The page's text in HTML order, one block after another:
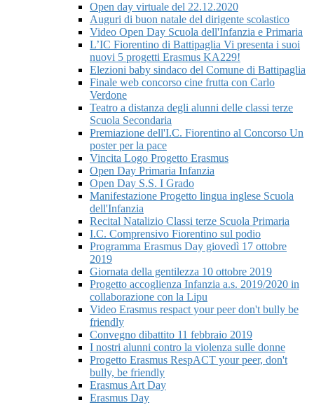
Open day virtuale del 22.12.2020
Auguri di buon natale del dirigente scolastico
Video Open Day Scuola dell'Infanzia e Primaria
L’IC Fiorentino di Battipaglia Vi presenta i suoi
nuovi 5 progetti Erasmus KA229!​
Elezioni baby sindaco del Comune di Battipaglia
Finale web concorso cine frutta con Carlo
Verdone
Teatro a distanza degli alunni delle classi terze
Scuola Secondaria
Premiazione dell'I.C. Fiorentino al Concorso Un
poster per la pace
Vincita Logo Progetto Erasmus
Open Day Primaria Infanzia
Open Day S.S. I Grado
Manifestazione Progetto lingua inglese Scuola
dell'Infanzia
Recital Natalizio Classi terze Scuola Primaria
I.C. Comprensivo Fiorentino sul podio
Programma Erasmus Day giovedì 17 ottobre
2019
Giornata della gentilezza 10 ottobre 2019
Progetto accoglienza Infanzia a.s. 2019/2020 in
collaborazione con la Lipu
Video Erasmus respact your peer don't bully be
friendly
Convegno dibattito 11 febbraio 2019
I nostri alunni contro la violenza sulle donne
Progetto Erasmus RespACT your peer, don't
bully, be friendly
Erasmus Art Day
Erasmus Day